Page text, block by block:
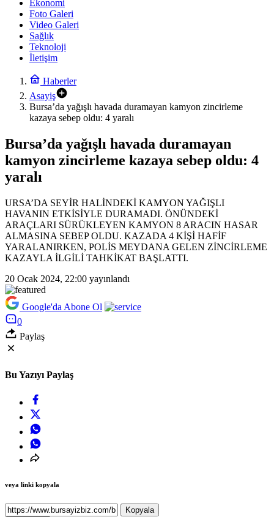
Ekonomi
Foto Galeri
Video Galeri
Sağlık
Teknoloji
İletişim
Haberler
Asayiş
Bursa’da yağışlı havada duramayan kamyon zincirleme
kazaya sebep oldu: 4 yaralı
Bursa’da yağışlı havada duramayan
kamyon zincirleme kazaya sebep oldu: 4
yaralı
URSA’DA SEYİR HALİNDEKİ KAMYON YAĞIŞLI
HAVANIN ETKİSİYLE DURAMADI. ÖNÜNDEKİ
ARAÇLARI SÜRÜKLEYEN KAMYON 8 ARACIN HASAR
ALMASINA SEBEP OLDU. KAZADA 4 KİŞİ HAFİF
YARALANIRKEN, POLİS MEYDANA GELEN ZİNCİRLEME
KAZAYLA İLGİLİ TAHKİKAT BAŞLATTI.
20 Ocak 2024, 22:00 yayınlandı
Google'da Abone Ol
0
Paylaş
Bu Yazıyı Paylaş
veya linki kopyala
Kopyala